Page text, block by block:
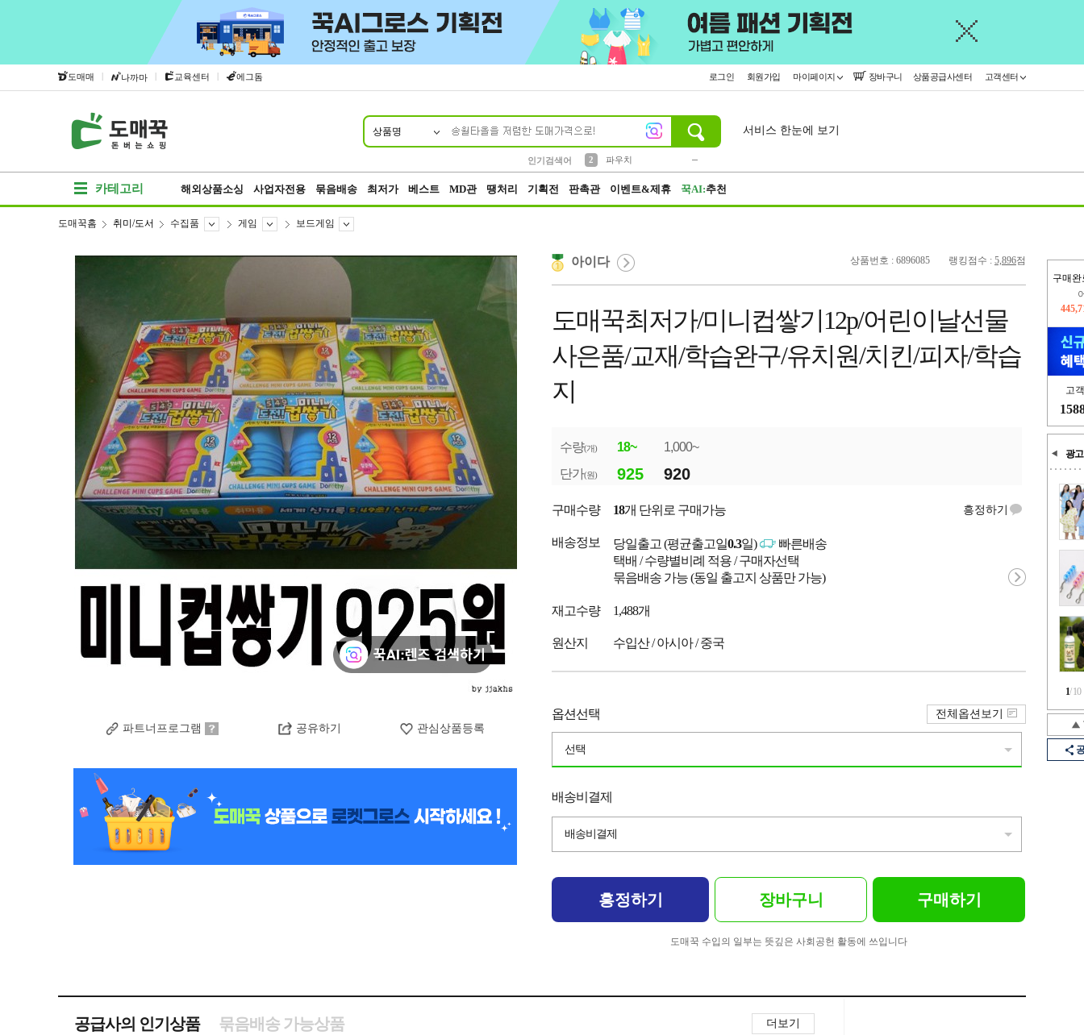
도매매 | 나까마 | 교육센터 | 에그돔 로그인 회원가입 마이페이지 장바구니 상품공급사센터 고객센터
상품명
인기검색어
2
파우치
서비스 한눈에 보기
카테고리 해외상품소싱 사업자전용 묶음배송 최저가 베스트 MD관 땡처리 기획전 판촉관 이벤트&제휴 꾹AI:추천
구매완
오
고
광고
1/10
도매꾹홈 취미/도서 수집품 게임 보드게임
파트너프로그램 공유하기 관심상품등록
상품번호 : 6896085 랭킹점수 : 5,896점
아이다
도매꾹최저가/미니컵쌓기12p/어린이날선물
사은품/교재/학습완구/유치원/치킨/피자/학습
지
수량(개) 18~
1,000~
단가(원) 925 920
구매수량 18개 단위로 구매가능 흥정하기
배송정보 당일출고 (평균출고일0.3일)
빠른배송
택배 / 수량별비례 적용 / 구매자선택
묶음배송 가능 (동일 출고지 상품만 가능)
재고수량 1,488개
원산지 수입산 / 아시아 / 중국
옵션선택
선택
전체옵션보기
배송비결제
배송비결제
흥정하기 장바구니 구매하기
도매꾹 수입의 일부는 뜻깊은 사회공헌 활동에 쓰입니다
공급사의 인기상품 더보기
묶음배송 가능상품